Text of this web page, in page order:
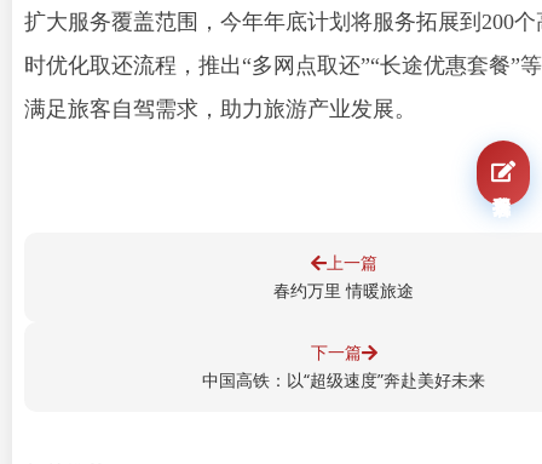
扩大服务覆盖范围，今年年底计划将服务拓展到200
时优化取还流程，推出“多网点取还”“长途优惠套餐”
满足旅客自驾需求，助力旅游产业发展。
上一篇
春约万里 情暖旅途
下一篇
中国高铁：以“超级速度”奔赴美好未来
我要报名